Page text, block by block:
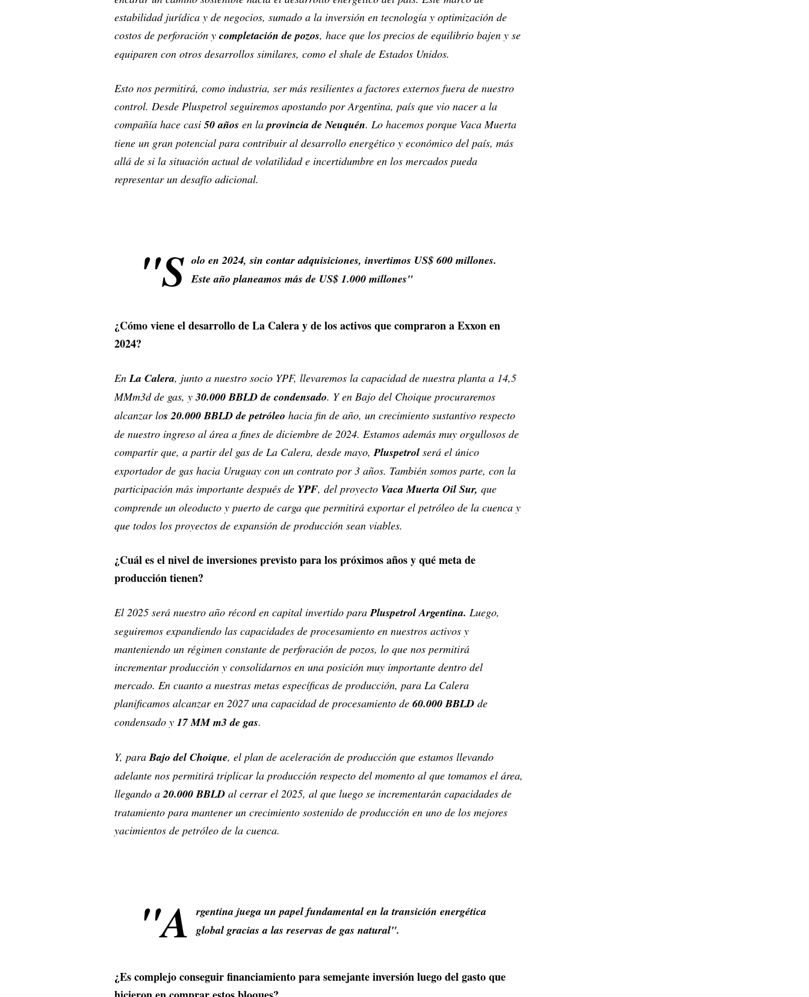
estabilidad jurídica y de negocios, sumado a la inversión en tecnología y optimización de
costos de perforación y completación de pozos, hace que los precios de equilibrio bajen y se
equiparen con otros desarrollos similares, como el shale de Estados Unidos.
Esto nos permitirá, como industria, ser más resilientes a factores externos fuera de nuestro
control. Desde Pluspetrol seguiremos apostando por Argentina, país que vio nacer a la
compañía hace casi50 años en laprovincia de Neuquén. Lo hacemos porque Vaca Muerta
tiene un gran potencial para contribuir al desarrollo energético y económico del país, más
allá de si la situación actual de volatilidad e incertidumbre en los mercados pueda
representar un desafío adicional.
"S olo en 2024, sin contar adquisiciones, invertimos US$ 600 millones.
Este año planeamos más de US$ 1.000 millones"
¿Cómo viene el desarrollo de La Calera y de los activos que compraron a Exxon en
2024?
EnLa Calera, junto a nuestro socio YPF, llevaremos la capacidad de nuestra planta a 14,5
MMm3d de gas, y30.000 BBLD de condensado. Y en Bajo del Choique procuraremos
alcanzar los 20.000 BBLD de petróleo hacia fin de año, un crecimiento sustantivo respecto
de nuestro ingreso al área a fines de diciembre de 2024. Estamos además muy orgullosos de
compartir que, a partir del gas de La Calera, desde mayo,Pluspetrol será el único
exportador de gas hacia Uruguay con un contrato por 3 años. También somos parte, con la
participación más importante después de YPF, del proyecto Vaca Muerta Oil Sur, que
comprende un oleoducto y puerto de carga que permitirá exportar el petróleo de la cuenca y
que todos los proyectos de expansión de producción sean viables.
¿Cuál es el nivel de inversiones previsto para los próximos años y qué meta de
producción tienen?
El 2025 será nuestro año récord en capital invertido paraPluspetrol Argentina. Luego,
seguiremos expandiendo las capacidades de procesamiento en nuestros activos y
manteniendo un régimen constante de perforación de pozos, lo que nos permitirá
incrementar producción y consolidarnos en una posición muy importante dentro del
mercado. En cuanto a nuestras metas específicas de producción, para La Calera
planificamos alcanzar en 2027 una capacidad de procesamiento de 60.000 BBLD de
condensado y 17 MM m3 de gas.
Y, paraBajo del Choique, el plan de aceleración de producción que estamos llevando
adelante nos permitirá triplicar la producción respecto del momento al que tomamos el área,
llegando a20.000 BBLD al cerrar el 2025, al que luego se incrementarán capacidades de
tratamiento para mantener un crecimiento sostenido de producción en uno de los mejores
yacimientos de petróleo de la cuenca.
"A rgentina juega un papel fundamental en la transición energética
global gracias a las reservas de gas natural".
¿Es complejo conseguir financiamiento para semejante inversión luego del gasto que